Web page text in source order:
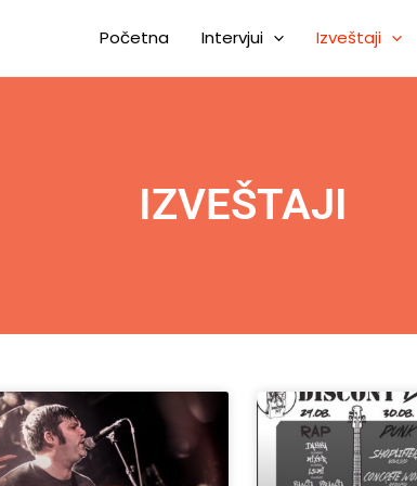
Početna Intervjui Izveštaji
IZVEŠTAJI
PagePage PagePagePagePagePagePagePage